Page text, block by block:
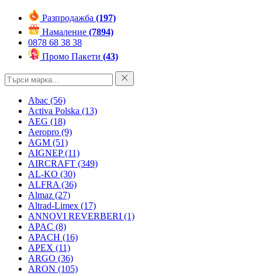
Разпродажба (197)
Намаление (7894)
0878 68 38 38
Промо Пакети (43)
Abac (56)
Activa Polska (13)
AEG (18)
Aeropro (9)
AGM (51)
AIGNEP(11)
AIRCRAFT (349)
AL-KO (30)
ALFRA (36)
Almaz (27)
Altrad-Limex (17)
ANNOVI REVERBERI (1)
APAC (8)
APACH (16)
APEX (11)
ARGO (36)
ARON (105)